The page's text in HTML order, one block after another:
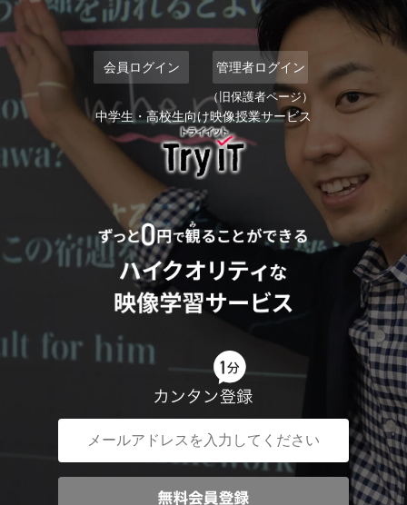
会員ログイン 管理者ログイン
（旧保護者ページ）
中学生・高校生向け映像授業サービス